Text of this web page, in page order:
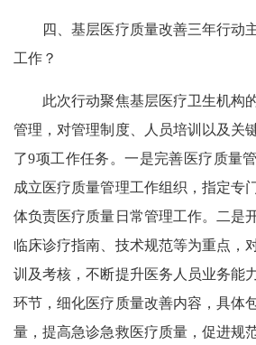
四、基层医疗质量改善三年行动
工作？
此次行动聚焦基层医疗卫生机构
管理，对管理制度、人员培训以及关
了9项工作任务。一是完善医疗质量
成立医疗质量管理工作组织，指定专
体负责医疗质量日常管理工作。二是
临床诊疗指南、技术规范等为重点，
训及考核，不断提升医务人员业务能
环节，细化医疗质量改善内容，具体
量，提高急诊急救医疗质量，促进规